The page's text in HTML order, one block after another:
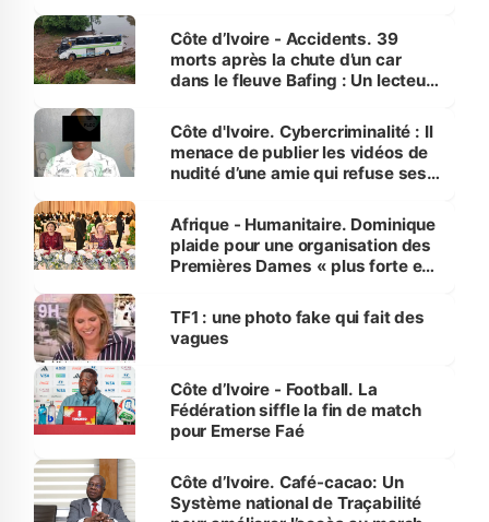
Côte d’Ivoire - Accidents. 39
morts après la chute d’un car
dans le fleuve Bafing : Un lecteur
des Transports
Côte d'Ivoire. Cybercriminalité : Il
menace de publier les vidéos de
nudité d’une amie qui refuse ses
Afrique - Humanitaire. Dominique
plaide pour une organisation des
Premières Dames « plus forte et
sur la scène internationale »
TF1 : une photo fake qui fait des
vagues
Côte d’Ivoire - Football. La
Fédération siffle la fin de match
pour Emerse Faé
Côte d’Ivoire. Café-cacao: Un
Système national de Traçabilité